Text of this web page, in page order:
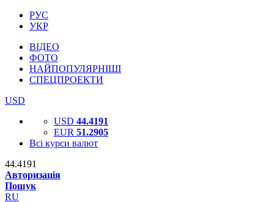
РУС
УКР
ВІДЕО
ФОТО
НАЙПОПУЛЯРНІШІ
СПЕЦПРОЕКТИ
USD
USD 44.4191
EUR 51.2905
Всі курси валют
44.4191
Авторизація
Пошук
RU